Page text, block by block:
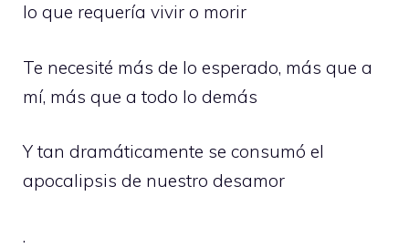
lo que requería vivir o morir
Te necesité más de lo esperado, más que a
mí, más que a todo lo demás
Y tan dramáticamente se consumó el
apocalipsis de nuestro desamor
.